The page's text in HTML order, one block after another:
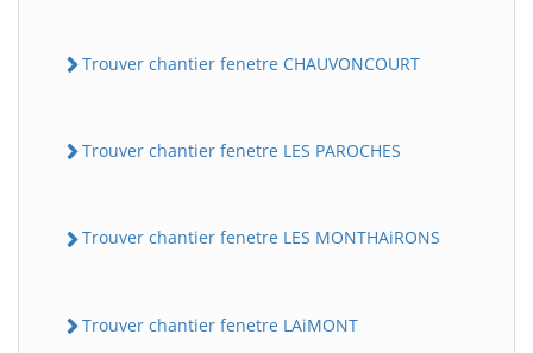
Trouver chantier fenetre CHAUVONCOURT
Trouver chantier fenetre LES PAROCHES
Trouver chantier fenetre LES MONTHAiRONS
Trouver chantier fenetre LAiMONT